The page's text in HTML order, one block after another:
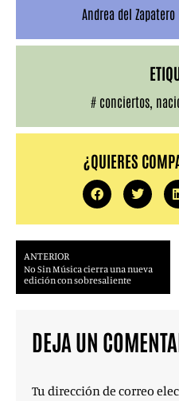
Andrea del Zapatero
# conciertos
¿QUIERES
ANTERIOR
No Sin Música cierra una nueva
edición con sobresaliente
DEJA UN
Tu dirección de correo